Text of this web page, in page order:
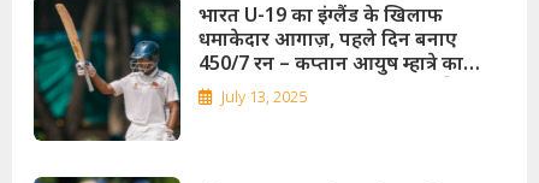
भारत U-19 का इंग्लैंड के खिलाफ
धमाकेदार आगाज़, पहले दिन बनाए
450/7 रन – कप्तान आयुष म्हात्रे का
शानदार शतक, अभिज्ञान-राहुल की भी
दिखी जबरदस्त साझेदारी!
July 13, 2025